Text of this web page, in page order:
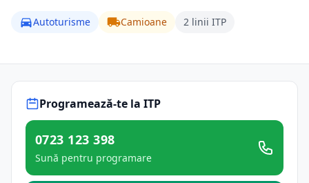
Autoturisme Camioane 2 linii ITP
Programează-te la ITP
0723 123 398
Sună pentru programare